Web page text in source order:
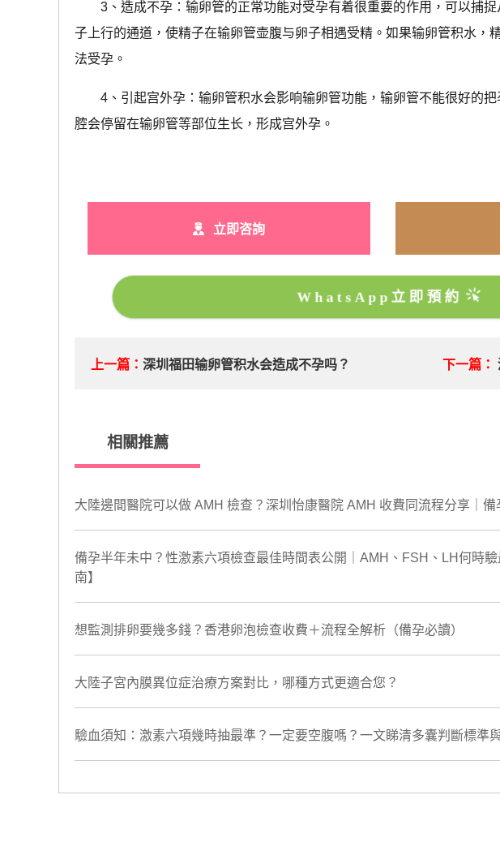
3、造成不孕：输卵管的正常功能对受孕有着很重要的作用，可以捕捉
子上行的通道，使精子在输卵管壶腹与卵子相遇受精。如果输卵管积水，
法受孕。
4、引起宫外孕：输卵管积水会影响输卵管功能，输卵管不能很好的把
腔会停留在输卵管等部位生长，形成宫外孕。
立即咨詢
WhatsApp立即預約
上一篇：深圳福田输卵管积水会造成不孕吗？ 下一篇：
相關推薦
大陸邊間醫院可以做 AMH 檢查？深圳怡康醫院 AMH 收費同流程分享｜備
備孕半年未中？性激素六項檢查最佳時間表公開｜AMH、FSH、LH何時
南】
想監測排卵要幾多錢？香港卵泡檢查收費＋流程全解析（備孕必讀）
大陸子宮內膜異位症治療方案對比，哪種方式更適合您？
驗血須知：激素六項幾時抽最準？一定要空腹嗎？一文睇清多囊判斷標準